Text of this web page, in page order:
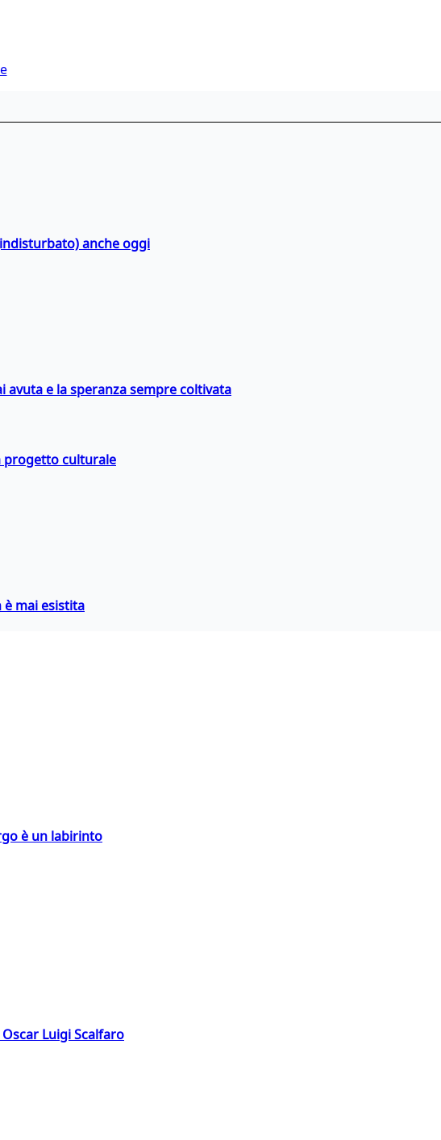
anche oggi
avuta e la speranza sempre coltivata
progetto culturale
è mai esistita
è un labirinto
Luigi Scalfaro